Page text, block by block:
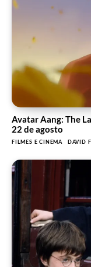
Avatar Aang: The
22 de agosto
FILMES E CINEMA DAVID